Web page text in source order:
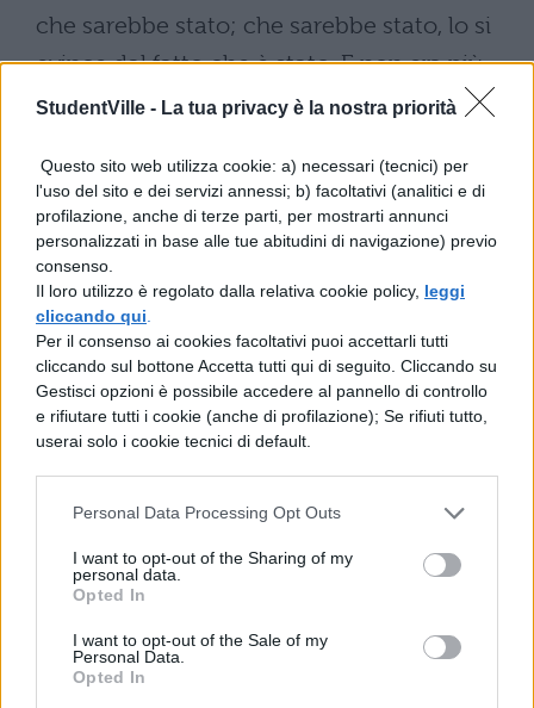
StudentVille - La tua privacy è la nostra priorità
Questo sito web utilizza cookie: a) necessari (tecnici) per
l'uso del sito e dei servizi annessi; b) facoltativi (analitici e di
profilazione, anche di terze parti, per mostrarti annunci
personalizzati in base alle tue abitudini di navigazione) previo
consenso.
Il loro utilizzo è regolato dalla relativa cookie policy, leggi
cliccando qui
Per il consenso ai cookies facoltativi puoi accettarli tutti
cliccando sul bottone Accetta tutti qui di seguito. Cliccando su
Gestisci opzioni è possibile accedere al pannello di controllo
e rifiutare tutti i cookie (anche di profilazione); Se rifiuti tutto,
userai solo i cookie tecnici di default.
Personal Data Processing Opt Outs
I want to opt-out of the Sharing of my
personal data.
Opted In
I want to opt-out of the Sale of my
Personal Data.
Opted In
che sarebbe stato; che sarebbe stato, lo si
evince dal fatto che è stato. E non era più
vero «Scipione mori­rà» di quanto non
lo fosse «morirà in quel determinato
modo», né era più necessario che Scipione
morisse di quanto non lo fosse che morisse
in
quel modo, né più immutabile dal vero in
falso «Scipione è stato ucciso» di «Scipione
sarà ucciso». E tuttavia, pur stando così
le cose, non c'è motivo che Epicuro tema il
deviare dalla loro traiettoria, e
sostenga contemporanea­mente due cose
avvenga senza causa, perciò accadrebbe
che qualcosa